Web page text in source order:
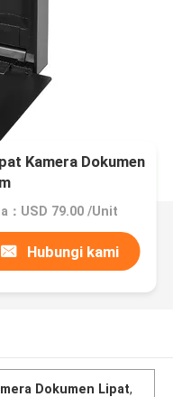
Kamera Dokumen
：USD 79.00 /Unit
Hubungi kami
Dokumen Lipat,